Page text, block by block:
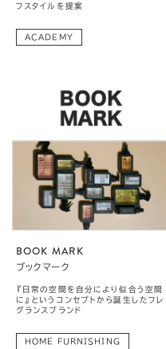
フスタイルを提案
ACADEMY
BOOK MARK
ブックマーク
『日常の空間を自分により似合う空間
に』というコンセプトから誕生したフレ
グランスブランド
HOME FURNISHING